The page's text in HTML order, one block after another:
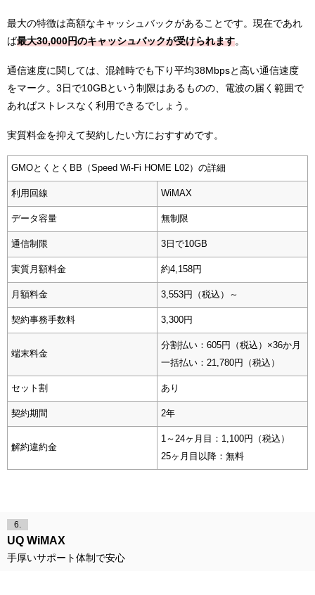
最大の特徴は高額なキャッシュバックがあることです。現在であれ
ば最大30,000円のキャッシュバックが受けられます。
通信速度に関しては、混雑時でも下り平均38Mbpsと高い通信速度
をマーク。3日で10GBという制限はあるものの、電波の届く範囲で
あればストレスなく利用できるでしょう。
実質料金を抑えて契約したい方におすすめです。
GMOとくとくBB（Speed Wi-Fi HOME L02）の詳細
利用回線 WiMAX
データ容量 無制限
通信制限 3日で10GB
実質月額料金 約4,158円
月額料金 3,553円（税込）～
契約事務手数料 3,300円
端末料金
分割払い：605円（税込）×36か月
一括払い：21,780円（税込）
セット割 あり
契約期間 2年
解約違約金
1～24ヶ月目：1,100円（税込）
25ヶ月目以降：無料
6.
UQ WiMAX
手厚いサポート体制で安心